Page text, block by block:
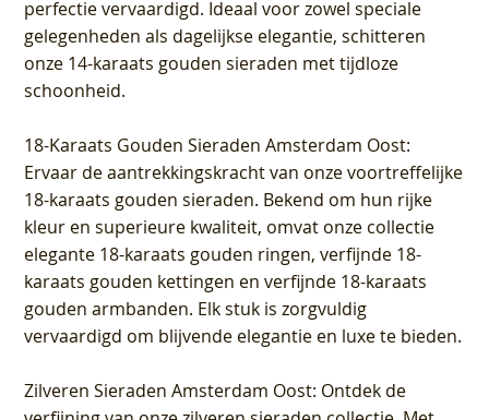
perfectie vervaardigd. Ideaal voor zowel speciale
gelegenheden als dagelijkse elegantie, schitteren
onze 14-karaats gouden sieraden met tijdloze
schoonheid.
18-Karaats Gouden Sieraden Amsterdam Oost:
Ervaar de aantrekkingskracht van onze voortreffelijke
18-karaats gouden sieraden. Bekend om hun rijke
kleur en superieure kwaliteit, omvat onze collectie
elegante 18-karaats gouden ringen, verfijnde 18-
karaats gouden kettingen en verfijnde 18-karaats
gouden armbanden. Elk stuk is zorgvuldig
vervaardigd om blijvende elegantie en luxe te bieden.
Zilveren Sieraden Amsterdam Oost: Ontdek de